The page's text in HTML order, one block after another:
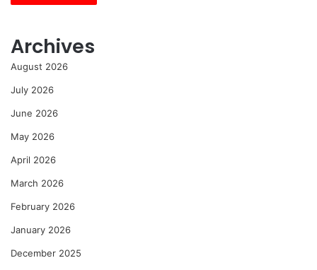
Archives
August 2026
July 2026
June 2026
May 2026
April 2026
March 2026
February 2026
January 2026
December 2025